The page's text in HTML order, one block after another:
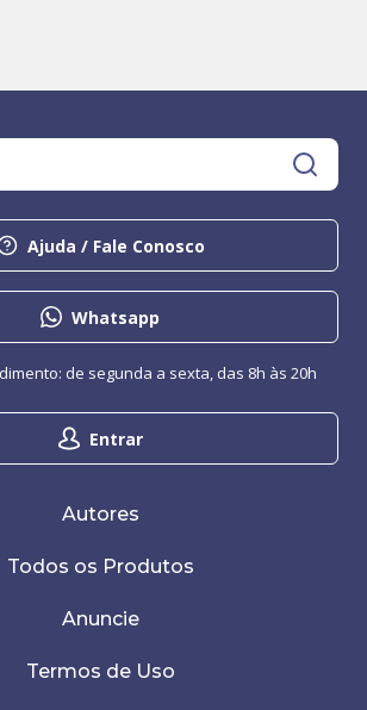
Ajuda / Fale Conosco
Whatsapp
Entrar
de segunda a sexta, das 8h às 20h
Autores
Todos os Produtos
Anuncie
Termos de Uso